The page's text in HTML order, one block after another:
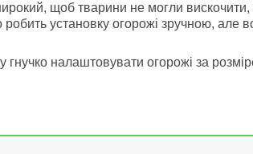
щоб тварини не могли вискочити,
установку огорожі зручною, але
налаштовувати огорожі за